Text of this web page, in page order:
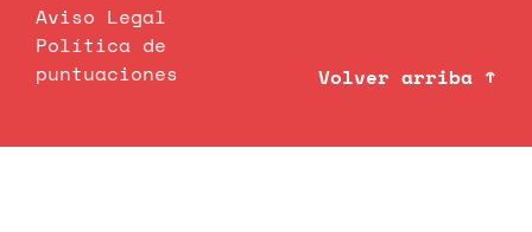
Aviso Legal
Política de
puntuaciones
Volver arriba ↑